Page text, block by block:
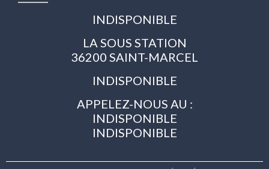
INDISPONIBLE
LA SOUS STATION
36200 SAINT-MARCEL
INDISPONIBLE
APPELEZ-NOUS AU :
INDISPONIBLE
INDISPONIBLE